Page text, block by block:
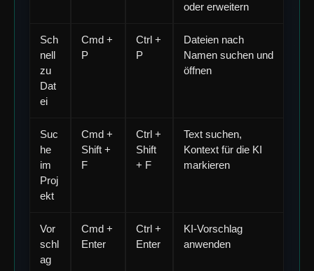
oder erweitern
Sch
nell
zu
Dat
ei
Cmd +
P
Ctrl +
P
Dateien nach
Namen suchen und
öffnen
Suc
he
im
Proj
ekt
Cmd +
Shift +
F
Ctrl +
Shift
+ F
Text suchen,
Kontext für die KI
markieren
Vor
schl
ag
Cmd +
Enter
Ctrl +
Enter
KI-Vorschlag
anwenden